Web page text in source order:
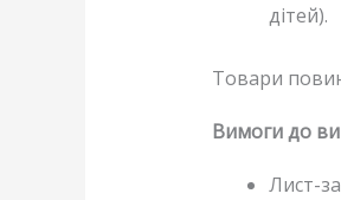
дітей).
Товари
Вимоги до
Лист-